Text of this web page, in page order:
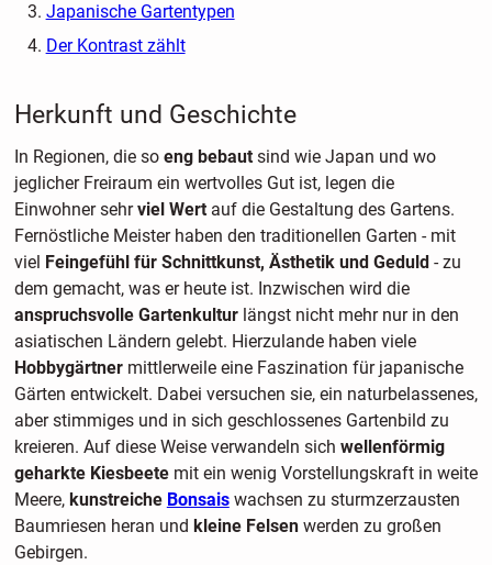
Japanische Gartentypen
Der Kontrast zählt
Herkunft und Geschichte
In Regionen, die so eng bebautsind wie Japan und wo
jeglicher Freiraum ein wertvolles Gut ist, legen die
Einwohner sehrviel Wertauf die Gestaltung des Gartens.
Fernöstliche Meister haben den traditionellen Garten - mit
viel Feingefühl für Schnittkunst, Ästhetik und Geduld - zu
dem gemacht, was er heute ist. Inzwischen wird die
anspruchsvolle Gartenkulturlängst nicht mehr nur in den
asiatischen Ländern gelebt. Hierzulande haben viele
Hobbygärtnermittlerweile eine Faszination für japanische
Gärten entwickelt. Dabei versuchen sie, ein naturbelassenes,
aber stimmiges und in sich geschlossenes Gartenbild zu
kreieren. Auf diese Weise verwandeln sich wellenförmig
geharkte Kiesbeetemit ein wenig Vorstellungskraft in weite
Meere, kunstreiche Bonsaiswachsen zu sturmzerzausten
Baumriesen heran und kleine Felsenwerden zu großen
Gebirgen.